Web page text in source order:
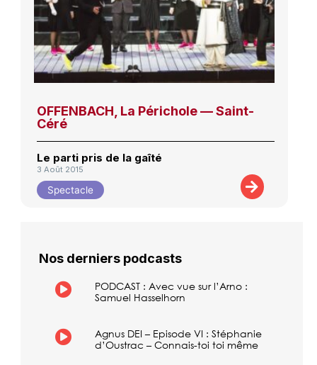
OFFENBACH, La Périchole — Saint-
Céré
Le parti pris de la gaîté
3 Août 2015
Spectacle
Nos derniers podcasts
PODCAST : Avec vue sur l’Arno :
Samuel Hasselhorn
Agnus DEI – Episode VI : Stéphanie
d’Oustrac – Connais-toi toi même